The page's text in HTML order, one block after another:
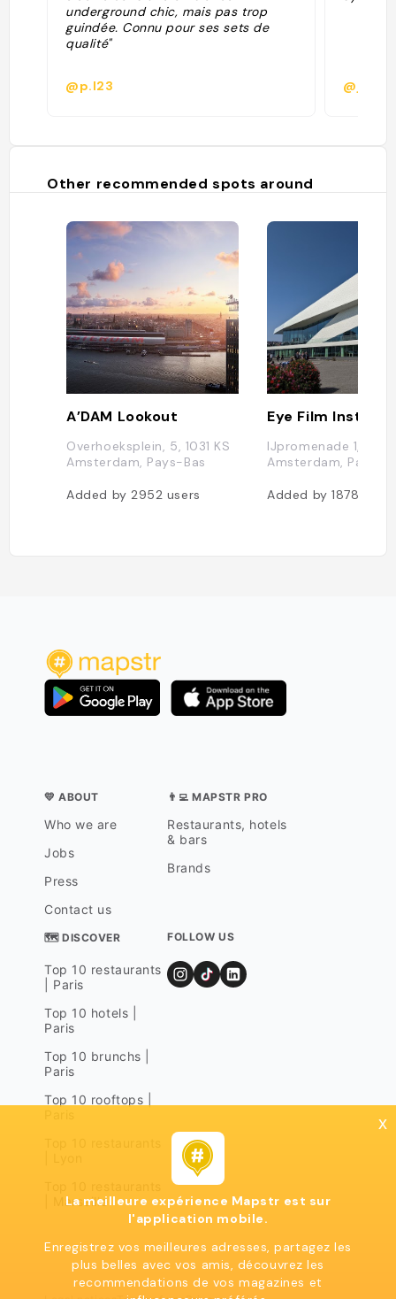
underground chic, mais pas trop
guindée. Connu pour ses sets de
qualité"
@p.l23
Other recommended spots around
A’DAM Lookout
Overhoeksplein, 5, 1031 KS
Amsterdam, Pays-Bas
Added by 2952 users
Eye Film
IJpromenade 1,
Amsterdam, Pays-
Added by1878
💛 ABOUT
Who we are
Jobs
Press
Contact us
👨‍💻 MAPSTR PRO
Restaurants, hotels
& bars
Brands
🗺 DISCOVER
Top 10 restaurants
| Paris
Top 10 hotels |
Paris
Top 10 brunchs |
Paris
Top 10 rooftops |
| Marseille
FOLLOW US
x
La meilleure expérience Mapstr est sur
l'application mobile.
Enregistrez vos meilleures adresses, partagez les
plus belles avec vos amis, découvrez les
recommendations de vos magazines et